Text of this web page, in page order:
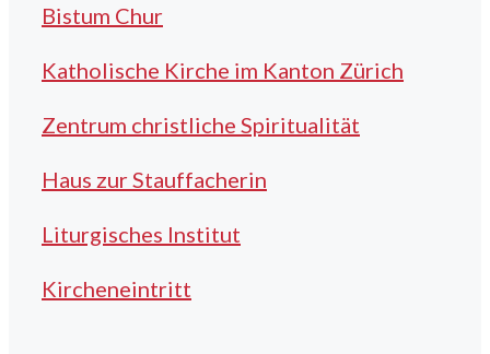
Bistum Chur
Katholische Kirche im Kanton Zürich
Zentrum christliche Spiritualität
Haus zur Stauffacherin
Liturgisches Institut
Kircheneintritt